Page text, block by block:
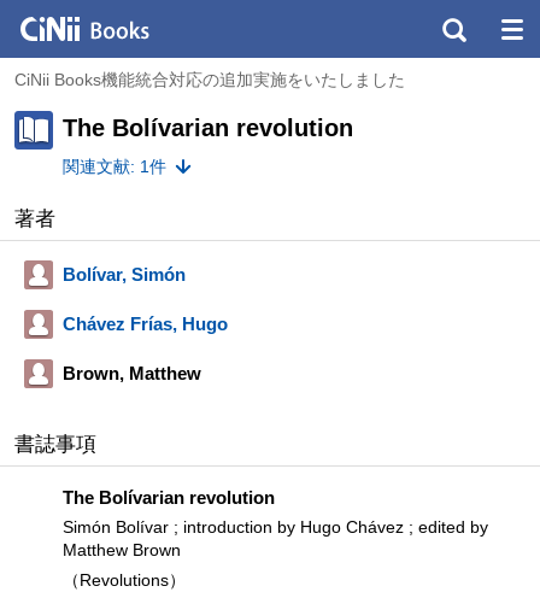
CiNii Books機能統合対応の追加実施をいたしました
The Bolívarian revolution
関連文献: 1件
著者
Bolívar, Simón
Chávez Frías, Hugo
Brown, Matthew
書誌事項
The Bolívarian revolution
Simón Bolívar ; introduction by Hugo Chávez ; edited by
Matthew Brown
（Revolutions）